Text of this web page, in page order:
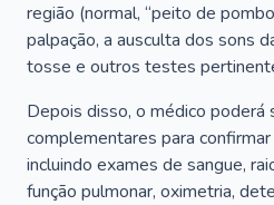
região (normal, “peito de
palpação, a ausculta dos sons
tosse e outros testes
Depois disso, o médico poderá
complementares para
incluindo exames de sangue,
função pulmonar, oximetria,